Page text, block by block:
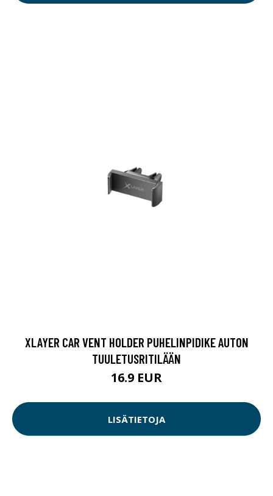
XLAYER CAR VENT HOLDER PUHELINPIDIKE AUTON
TUULETUSRITILÄÄN
16.9 EUR
LISÄTIETOJA